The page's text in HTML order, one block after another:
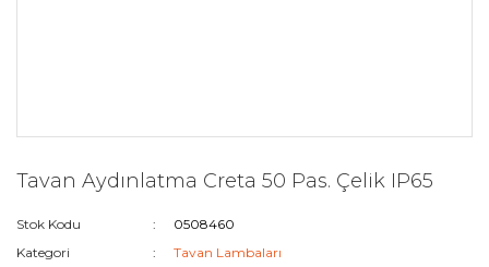
Tavan Aydınlatma Creta 50 Pas. Çelik IP65
Stok Kodu
0508460
Kategori
Tavan Lambaları